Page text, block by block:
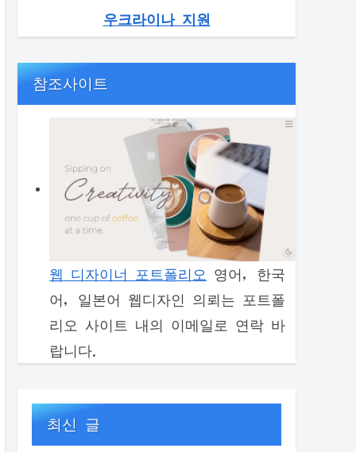
우크라이나 지원
참조사이트
웹 디자이너 포트폴리오
영어, 한국
어, 일본어 웹디자인 의뢰는 포트폴
리오 사이트 내의 이메일로 연락 바
랍니다.
최신 글